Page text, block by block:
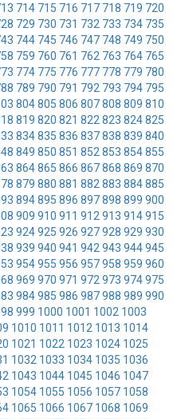
714 715 716 717 718 719 720
729 730 731 732 733 734 735
744 745 746 747 748 749 750
759 760 761 762 763 764 765
774 775 776 777 778 779 780
789 790 791 792 793 794 795
804805 806 807808 809 810
819 820 821 822 823 824825
834835 836 837838 839 840
849 850 851 852 853 854855
864865 866 867868 869 870
879 880 881 882 883 884885
894895 896 897898 899 900
909 910 911 912 913 914915
924925 926 927928 929 930
939 940 941 942 943 944945
954955 956 957958 959 960
969 970 971 972 973 974975
984985 986 987988 989 990
999 1000 1001 1002 1003
1010 1011 1012 1013 1014
1021 1022 1023 1024 1025
1032 1033 1034 1035 1036
1043 1044 1045 1046 1047
1054 1055 1056 1057 1058
1065 1066 1067 1068 1069